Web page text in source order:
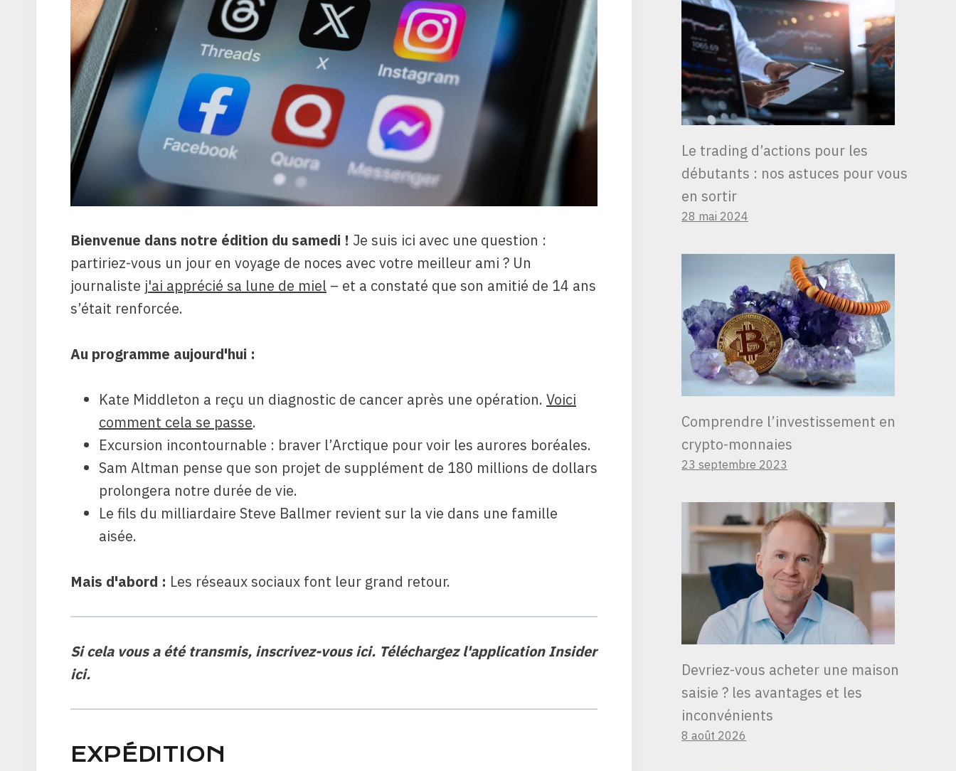
Bienvenue dans notre édition du samedi ! Je suis ici avec une question :
partiriez-vous un jour en voyage de noces avec votre meilleur ami ? Un
journaliste j'ai apprécié sa lune de miel – et a constaté que son amitié de 14 ans
s’était renforcée.
Au programme aujourd'hui :
Kate Middleton a reçu un diagnostic de cancer après une opération. Voici
comment cela se passe.
Excursion incontournable : braver l’Arctique pour voir les aurores boréales.
Sam Altman pense que son projet de supplément de 180 millions de dollars
prolongera notre durée de vie.
Le fils du milliardaire Steve Ballmer revient sur la vie dans une famille
aisée.
Mais d'abord : Les réseaux sociaux font leur grand retour.
Si cela vous a été transmis, inscrivez-vous ici. Téléchargez l'application Insider
ici.
EXPÉDITION
Le trading d’actions pour les
débutants : nos astuces pour vous
en sortir
28 mai 2024
Comprendre l’investissement en
crypto-monnaies
23 septembre 2023
Devriez-vous acheter une maison
saisie ? les avantages et les
inconvénients
8 août 2026